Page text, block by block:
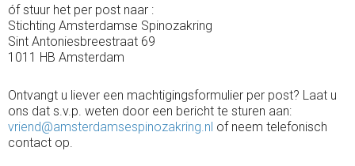
óf stuur het per post naar :
Stichting Amsterdamse Spinozakring
Sint Antoniesbreestraat 69
1011 HB Amsterdam
Ontvangt u liever een machtigingsformulier per post? Laat u
ons dat s.v.p. weten door een bericht te sturen aan:
vriend@amsterdamsespinozakring.nl of neem telefonisch
contact op.